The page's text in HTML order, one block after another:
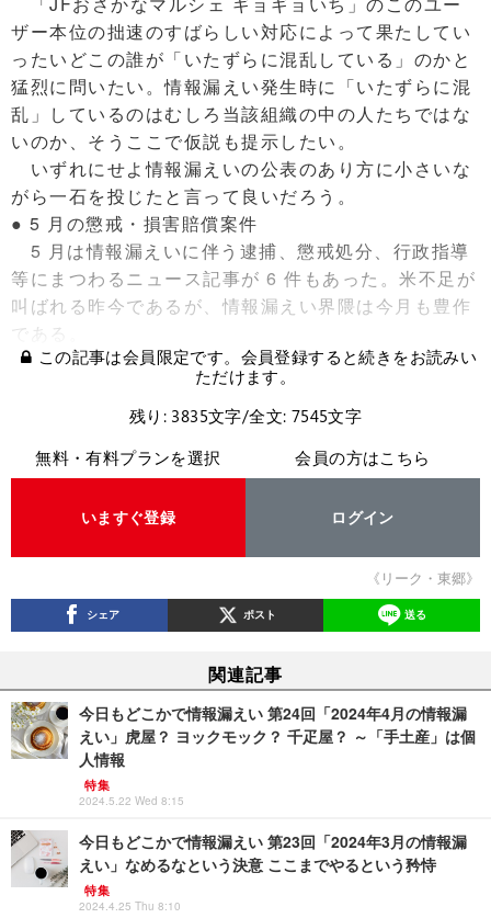
ザー本位の拙速のすばらしい対応によって果たしてい
ったいどこの誰が「いたずらに混乱している」のかと
猛烈に問いたい。情報漏えい発生時に「いたずらに混
乱」しているのはむしろ当該組織の中の人たちではな
いのか、そうここで仮説も提示したい。
いずれにせよ情報漏えいの公表のあり方に小さいな
がら一石を投じたと言って良いだろう。
● 5 月の懲戒・損害賠償案件
5 月は情報漏えいに伴う逮捕、懲戒処分、行政指導
等にまつわるニュース記事が 6 件もあった。米不足が
叫ばれる昨今であるが、情報漏えい界隈は今月も豊作
である。
この記事は会員限定です。会員登録すると続きをお読みい
ただけます。
残り: 3835文字/全文: 7545文字
無料・有料プランを選択
いますぐ登録
会員の方はこちら
ログイン
《リーク・東郷》
シェア ポスト 送る
関連記事
今日もどこかで情報漏えい 第24回「2024年4月の情報漏
えい」虎屋？ ヨックモック？ 千疋屋？ ～「手土産」は個
人情報
特集
2024.5.22 Wed 8:15
今日もどこかで情報漏えい 第23回「2024年3月の情報漏
えい」なめるなという決意 ここまでやるという矜恃
特集
2024.4.25 Thu 8:10